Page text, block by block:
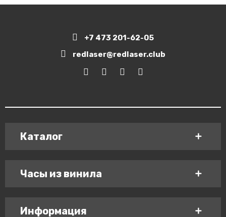
+7 473 201-62-05
redlaser@redlaser.club
Каталог
Часы из винила
Информация